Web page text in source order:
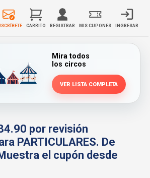
CARRITO REGISTRAR MIS CUPONES INGRESAR
Mira todos
los circos
VER LISTA COMPLETA
por revisión
PARTICULARES. De
el cupón desde